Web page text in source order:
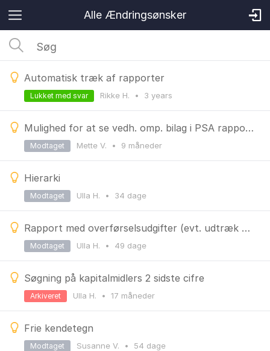
Alle Ændringsønsker
Automatisk træk af rapporter
Rikke H. • 3 years
Lukket med svar
Mulighed for at se vedh. omp. bilag i PSA rapporter
Mette V. • 9 måneder
Modtaget
Hierarki
Ulla H. • 34 dage
Modtaget
Rapport med overførselsudgifter (evt. udtræk på de 2 sidste dimensioner i kapitalmiddel)
Ulla H. • 49 dage
Modtaget
Søgning på kapitalmidlers 2 sidste cifre
Ulla H. • 17 måneder
Arkiveret
Frie kendetegn
Susanne V. • 54 dage
Modtaget